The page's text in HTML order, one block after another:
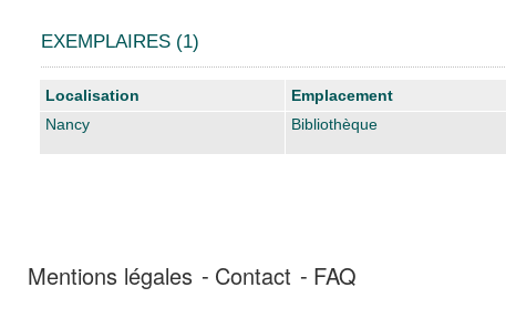
EXEMPLAIRES (1)
Liste des exemplaires
Localisation Emplacement
Nancy
Bibliothèque
Mentions légales Contact FAQ